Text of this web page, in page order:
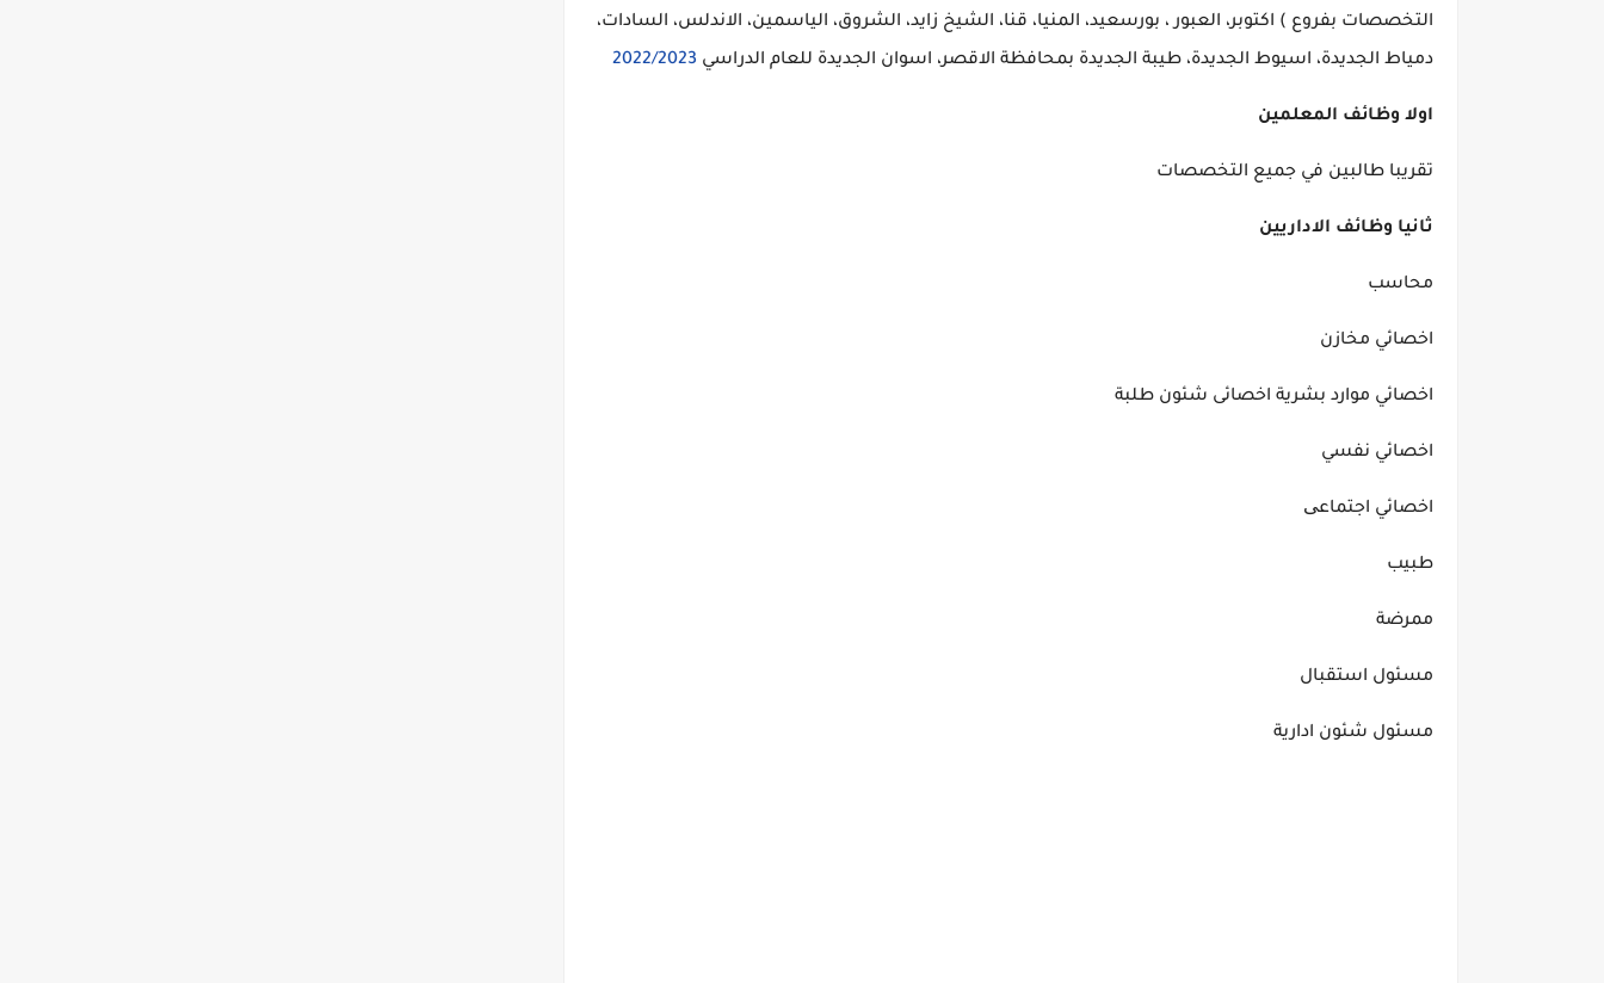
التخصصات بفروع ) اكتوبر، العبور ، بورسعيد، المنيا، قنا، الشيخ زايد، الشروق، الياسمين، الاندلس، السادات،
دمياط الجديدة، اسيوط الجديدة، طيبة الجديدة بمحافظة الاقصر، اسوان الجديدة للعام الدراسي 2022/2023
اولا وظائف المعلمين
تقريبا طالبين في جميع التخصصات
ثانيا وظائف الاداريين
محاسب
اخصائي مخازن
اخصائي موارد بشرية اخصائى شئون طلبة
اخصائي نفسي
اخصائي اجتماعی
طبيب
ممرضة
مسئول استقبال
مسئول شئون ادارية